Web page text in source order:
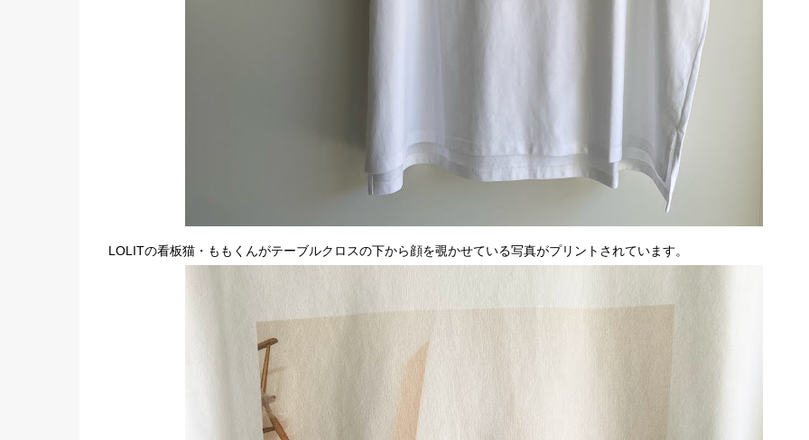
LOLITの看板猫・ももくんがテーブルクロスの下から顔を覗かせている写真がプリントされています。